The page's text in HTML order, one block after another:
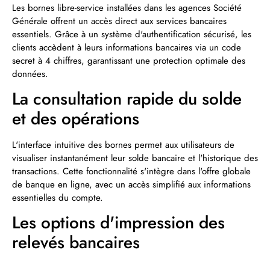
Les bornes libre-service installées dans les agences Société
Générale offrent un accès direct aux services bancaires
essentiels. Grâce à un système d'authentification sécurisé, les
clients accèdent à leurs informations bancaires via un code
secret à 4 chiffres, garantissant une protection optimale des
données.
La consultation rapide du solde
et des opérations
L'interface intuitive des bornes permet aux utilisateurs de
visualiser instantanément leur solde bancaire et l'historique des
transactions. Cette fonctionnalité s'intègre dans l'offre globale
de banque en ligne, avec un accès simplifié aux informations
essentielles du compte.
Les options d'impression des
relevés bancaires